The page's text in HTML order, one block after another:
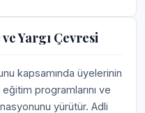
Yargı Çevresi
kapsamında üyelerinin
programlarını ve
yürütür. Adli